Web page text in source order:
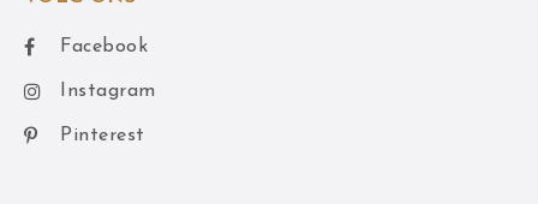
Facebook
Instagram
Pinterest